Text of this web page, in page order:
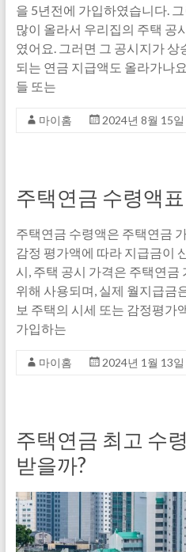
을 5년전에 가입하였습니다.
많이 올라서 우리집의 주택 공
였어요. 그러면 그 공시지가 상
되는 연금 지급액도 올라가나
들 또는
마이홈 2024년 8월 15일
주택연금 수령액
주택연금 수령액은 주택연금
감정 평가액에 따라 지급금이
시, 주택 공시 가격은 주택연금
위해 사용되며, 실제 월지급금
보 주택의 시세 또는 감정평가
가입하는
마이홈 2024년 1월 13일
주택연금 최고 수
받을까?